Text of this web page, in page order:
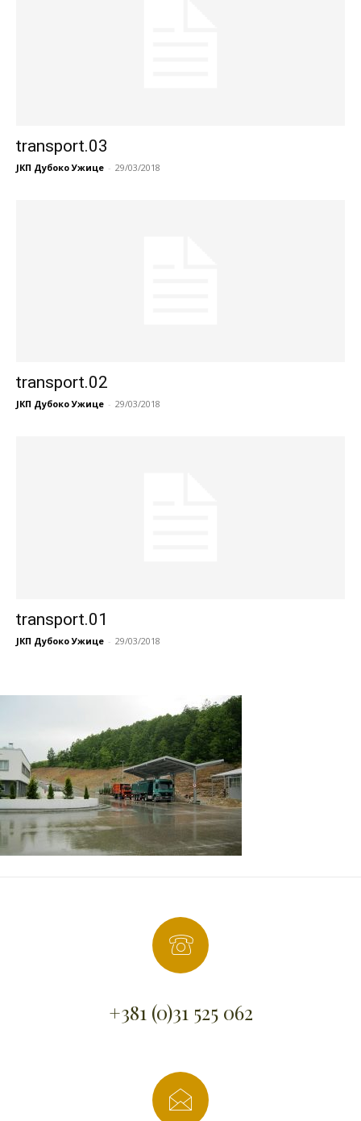
transport.03
ЈКП Дубоко Ужице - 29/03/2018
transport.02
ЈКП Дубоко Ужице - 29/03/2018
transport.01
ЈКП Дубоко Ужице - 29/03/2018
+381 (0)31 525 062